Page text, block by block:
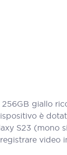
giallo
è
S23
video